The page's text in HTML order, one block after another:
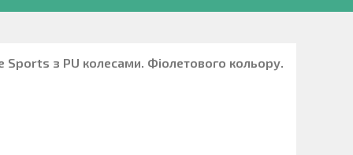
Sports з PU колесами. Фіолетового кольору.